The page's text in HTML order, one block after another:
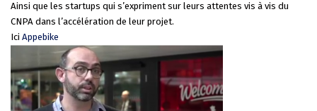
Ainsi que les startups qui s’expriment sur leurs attentes vis à vis du
CNPA dans l’accélération de leur projet.
Ici Appebike